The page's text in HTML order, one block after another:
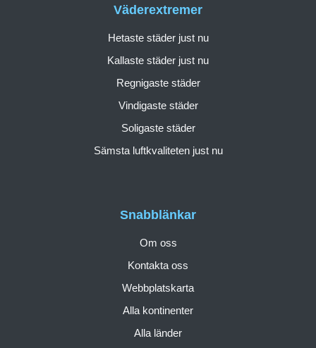
Snabblänkar
Om oss
Kontakta oss
Webbplatskarta
Alla kontinenter
Alla länder
Väderextremer
Hetaste städer just nu
Kallaste städer just nu
Regnigaste städer
Vindigaste städer
Soligaste städer
Sämsta luftkvaliteten just nu